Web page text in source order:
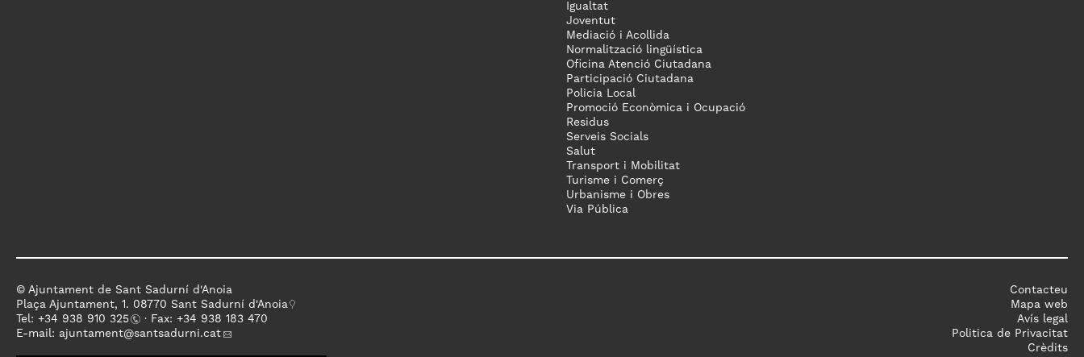
Igualtat
Joventut
Mediació i Acollida
Normalització lingüística
Oficina Atenció Ciutadana
Participació Ciutadana
Policia Local
Promoció Econòmica i Ocupació
Residus
Serveis Socials
Salut
Transport i Mobilitat
Turisme i Comerç
Urbanisme i Obres
Via Pública
© Ajuntament de Sant Sadurní d'Anoia
Plaça Ajuntament, 1. 08770 Sant Sadurní d'Anoia
Tel: +34 938 910 325
· Fax: +34 938 183 470
E-mail: ajuntament@santsadurni.cat
Contacteu
Mapa web
Avís legal
Politica de Privacitat
Crèdits